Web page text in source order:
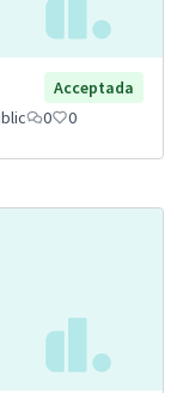
Acceptada
0 0